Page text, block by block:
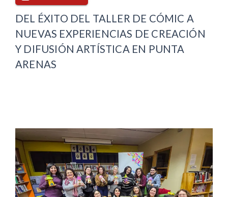
DEL ÉXITO DEL TALLER DE CÓMIC A
NUEVAS EXPERIENCIAS DE CREACIÓN
Y DIFUSIÓN ARTÍSTICA EN PUNTA
ARENAS